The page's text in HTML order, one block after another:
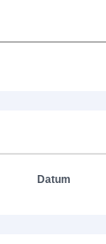
Datum